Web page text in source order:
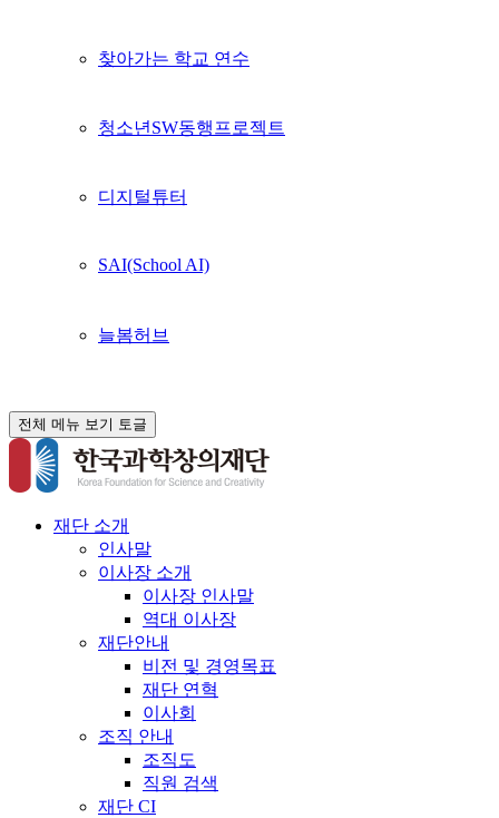
찾아가는 학교 연수
청소년SW동행프로젝트
디지털튜터
SAI(School AI)
늘봄허브
전체 메뉴 보기 토글
재단 소개
인사말
이사장 소개
이사장 인사말
역대 이사장
재단안내
비전 및 경영목표
재단 연혁
이사회
조직 안내
조직도
직원 검색
재단 CI